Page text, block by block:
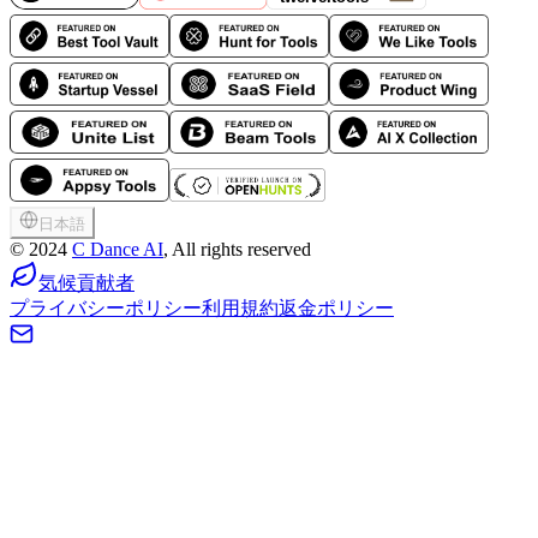
日本語
© 2024 C Dance AI, All rights reserved
気候貢献者
プライバシーポリシー利用規約返金ポリシー